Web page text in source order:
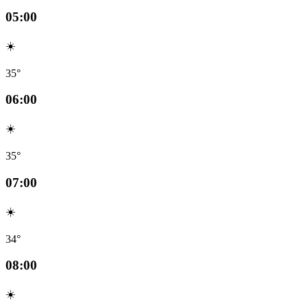
05:00
☀️
35°
06:00
☀️
35°
07:00
☀️
34°
08:00
☀️